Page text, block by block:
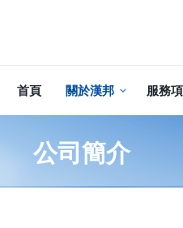
首頁 關於漢邦 服務
公司簡介